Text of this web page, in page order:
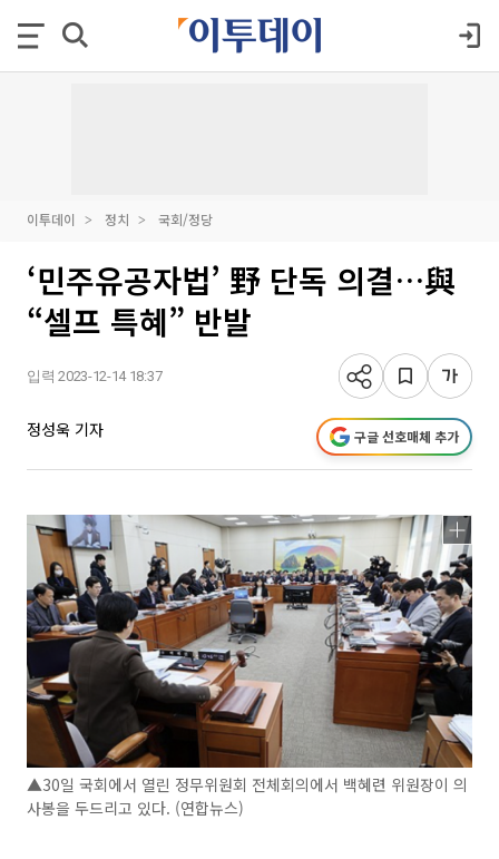
이투데이 정치 국회/정당
‘민주유공자법’ 野 단독 의결…與
“셀프 특혜” 반발
입력 2023-12-14 18:37
정성욱 기자 구글 선호매체 추가
▲30일 국회에서 열린 정무위원회 전체회의에서 백혜련 위원장이 의
사봉을 두드리고 있다. (연합뉴스)